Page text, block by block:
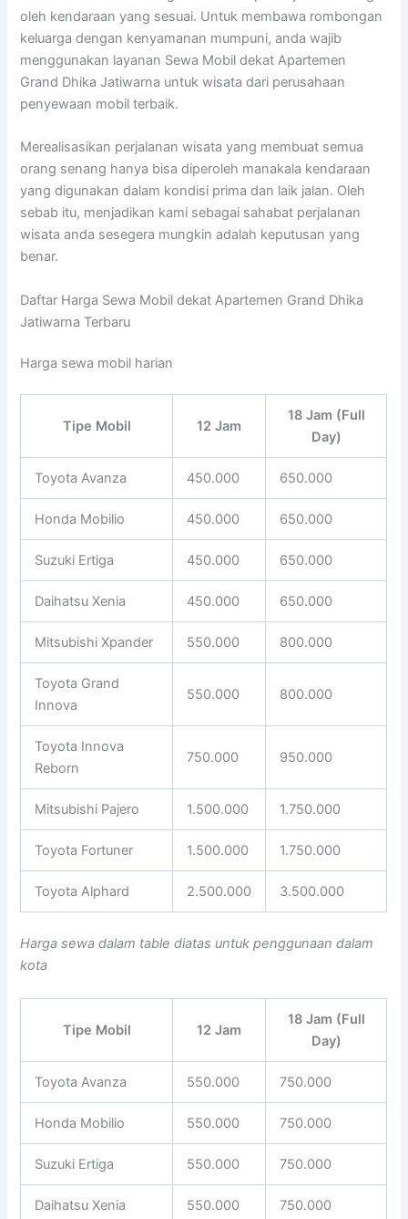
oleh kendaraan yang sesuai. Untuk membawa rombongan
keluarga dengan kenyamanan mumpuni, anda wajib
menggunakan layanan Sewa Mobil dekat Apartemen
Grand Dhika Jatiwarna untuk wisata dari perusahaan
penyewaan mobil terbaik.
Merealisasikan perjalanan wisata yang membuat semua
orang senang hanya bisa diperoleh manakala kendaraan
yang digunakan dalam kondisi prima dan laik jalan. Oleh
sebab itu, menjadikan kami sebagai sahabat perjalanan
wisata anda sesegera mungkin adalah keputusan yang
benar.
Daftar Harga Sewa Mobil dekat Apartemen Grand Dhika
Jatiwarna Terbaru
Harga sewa mobil harian
Tipe Mobil 12 Jam
18 Jam (Full
Day)
Toyota Avanza 450.000 650.000
Honda Mobilio 450.000 650.000
Suzuki Ertiga 450.000 650.000
Daihatsu Xenia 450.000 650.000
Mitsubishi Xpander 550.000 800.000
Toyota Grand
Innova
550.000 800.000
Toyota Innova
Reborn
750.000 950.000
Mitsubishi Pajero 1.500.000 1.750.000
Toyota Fortuner 1.500.000 1.750.000
Toyota Alphard 2.500.000 3.500.000
Harga sewa dalam table diatas untuk penggunaan dalam
kota
Tipe Mobil 12 Jam
18 Jam (Full
Day)
Toyota Avanza 550.000 750.000
Honda Mobilio 550.000 750.000
Suzuki Ertiga 550.000 750.000
Daihatsu Xenia 550.000 750.000